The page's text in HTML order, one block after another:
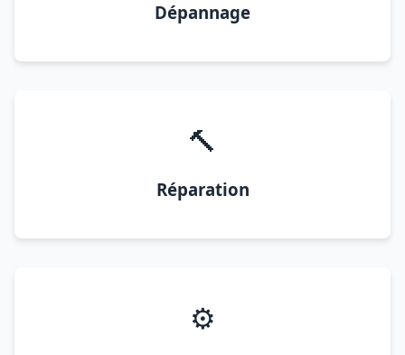
Dépannage
🔨
Réparation
⚙️